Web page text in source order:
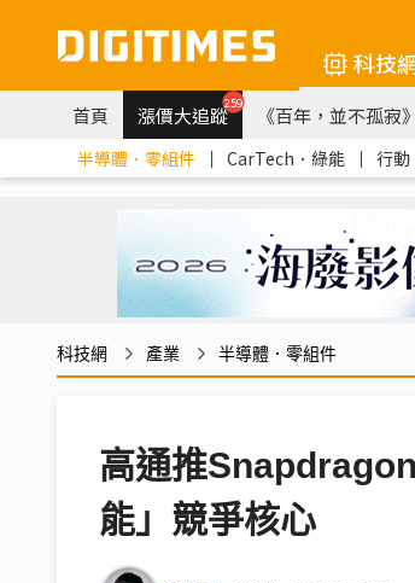
科技
首頁 漲價大追蹤259 《百年，並不孤寂
半導體．零組件 ｜ CarTech．綠能 ｜ 行動
科技網 產業 半導體．零組件
高通推
能」競爭核心